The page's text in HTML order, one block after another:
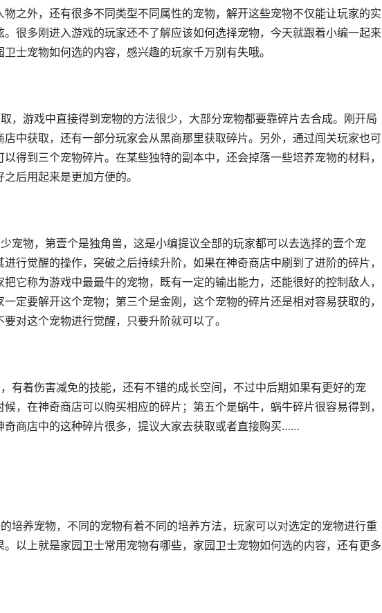
之外，还有很多不同类型不同属性的宠物，解开这些宠物不仅能让玩家的实
很多刚进入游戏的玩家还不了解应该如何选择宠物，今天就跟着小编一起来
士宠物如何选的内容，感兴趣的玩家千万别有失哦。
，游戏中直接得到宠物的方法很少，大部分宠物都要靠碎片去合成。刚开局
中获取，还有一部分玩家会从黑商那里获取碎片。另外，通过闯关玩家也可
得到三个宠物碎片。在某些独特的副本中，还会掉落一些培养宠物的材料，
后用起来是更加方便的。
宠物，第壹个是独角兽，这是小编提议全部的玩家都可以去选择的壹个宠
行觉醒的操作，突破之后持续升阶，如果在神奇商店中刷到了进阶的碎片，
它称为游戏中最最牛的宠物，既有一定的输出能力，还能很好的控制敌人，
定要解开这个宠物；第三个是金刚，这个宠物的碎片还是相对容易获取的，
对这个宠物进行觉醒，只要升阶就可以了。
有着伤害减免的技能，还有不错的成长空间，不过中后期如果有更好的宠
，在神奇商店可以购买相应的碎片；第五个是蜗牛，蜗牛碎片很容易得到，
奇商店中的这种碎片很多，提议大家去获取或者直接购买……
培养宠物，不同的宠物有着不同的培养方法，玩家可以对选定的宠物进行重
以上就是家园卫士常用宠物有哪些，家园卫士宠物如何选的内容，还有更多